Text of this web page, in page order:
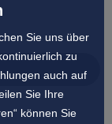
Sie uns über
zu
auch auf
Sie Ihre
können Sie